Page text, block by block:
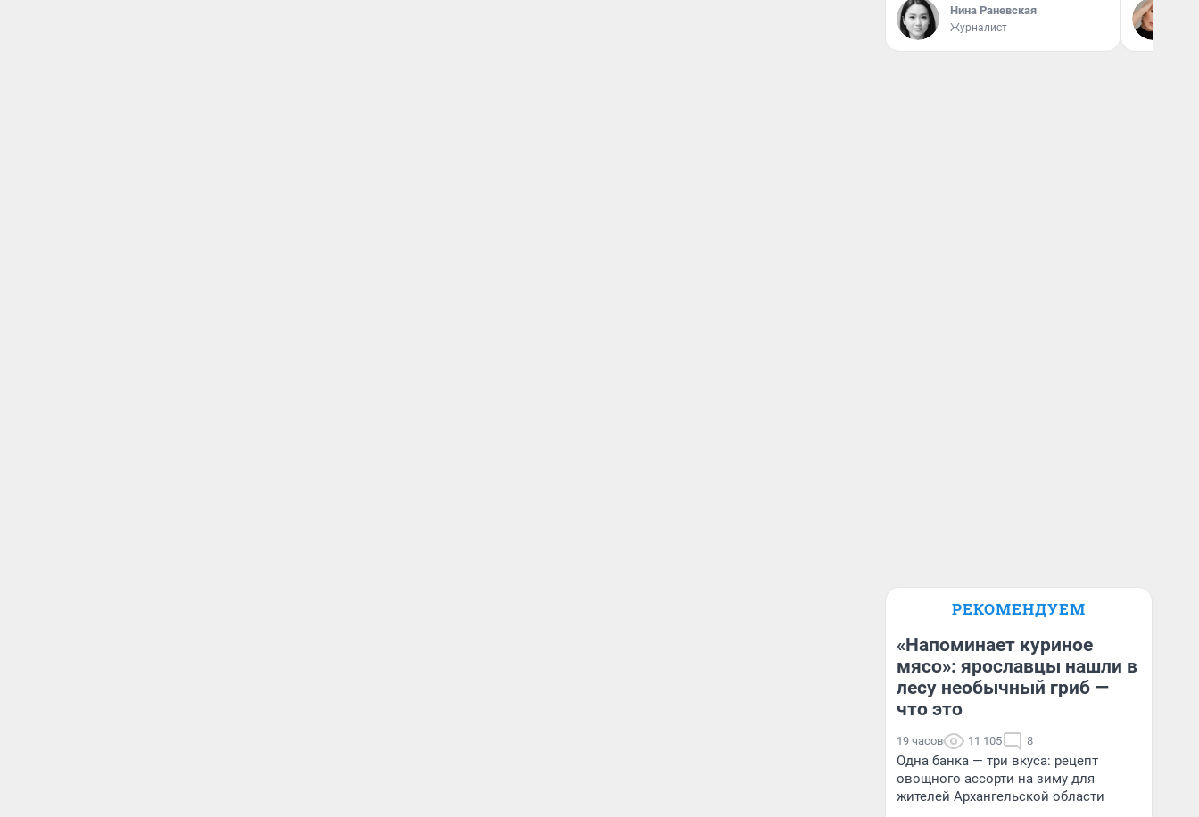
Нина Раневская
Журналист
РЕКОМЕНДУЕМ
«Напоминает куриное
мясо»: ярославцы нашли в
лесу необычный гриб —
что это
19 часов 11 105 8
Одна банка — три вкуса: рецепт
овощного ассорти на зиму для
жителей Архангельской области